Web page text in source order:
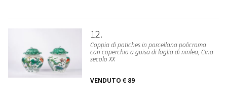
12
Coppia di potiches in porcellana policroma
con coperchio a guisa di foglia di ninfea, Cina
secolo XX
VENDUTO € 89